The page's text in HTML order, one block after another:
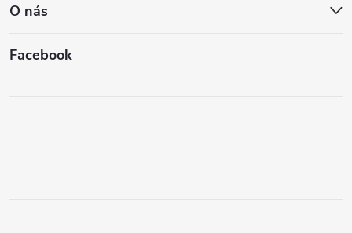
O nás
Facebook